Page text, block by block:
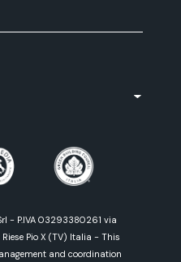
- P.IVA 03293380261 via
Pio X (TV) Italia - This
and coordination